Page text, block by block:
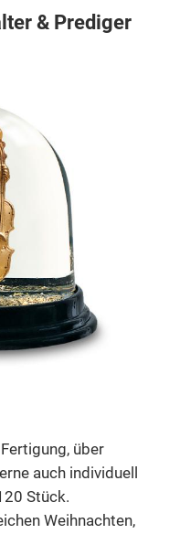
& Prediger
über
auch individuell
Stück.
Weihnachten,